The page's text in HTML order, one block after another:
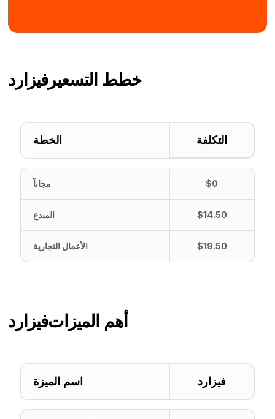
فيزاردخطط التسعير
الخطة التكلفة
مجاناً $0
المبدع $14.50
الأعمال التجارية $19.50
فيزاردأهم الميزات
اسم الميزة فيزارد